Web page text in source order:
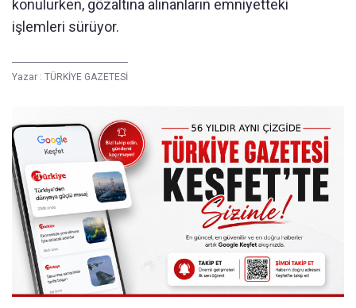
konulurken, gözaltına alınanların emniyetteki
işlemleri sürüyor.
Yazar : TÜRKİYE GAZETESİ